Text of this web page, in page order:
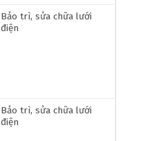
Bảo trì, sửa chữa lưới
điện
Bảo trì, sửa chữa lưới
điện